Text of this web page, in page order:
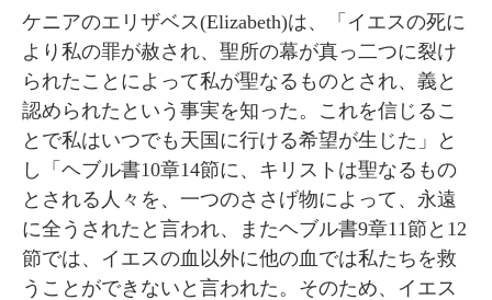
ケニアのエリザベス(Elizabeth)は、「イエスの死に
より私の罪が赦され、聖所の幕が真っ二つに裂け
られたことによって私が聖なるものとされ、義と
認められたという事実を知った。これを信じるこ
とで私はいつでも天国に行ける希望が生じた」と
し「ヘブル書10章14節に、キリストは聖なるもの
とされる人々を、一つのささげ物によって、永遠
に全うされたと言われ、またヘブル書9章11節と12
節では、イエスの血以外に他の血では私たちを救
うことができないと言われた。そのため、イエス